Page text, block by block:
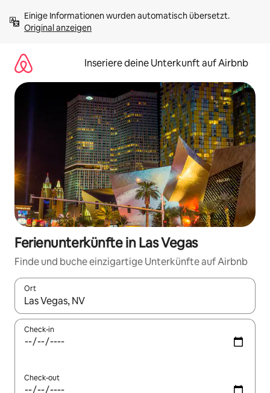
Inhalten
springenOriginal anzeigen
Inseriere deine Unterkunft auf Airbnb
Ferienunterkünfte in Las Vegas
Finde und buche einzigartige Unterkünfte auf Airbnb
Ort
Wenn Ergebnisse verfügbar sind, navigiere mit den
Check-in
Check-out